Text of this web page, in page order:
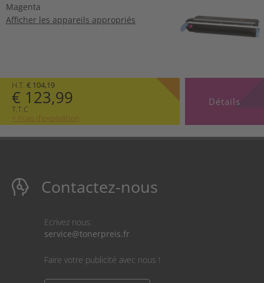
Magenta
Afficher les appareils appropriés
H.T. € 104,19
€ 123,99
T.T.C
+ Frais d’expédition
Détails
Contactez-nous
Ecrivez nous:
service@tonerpreis.fr
Faire votre publicité avec nous !